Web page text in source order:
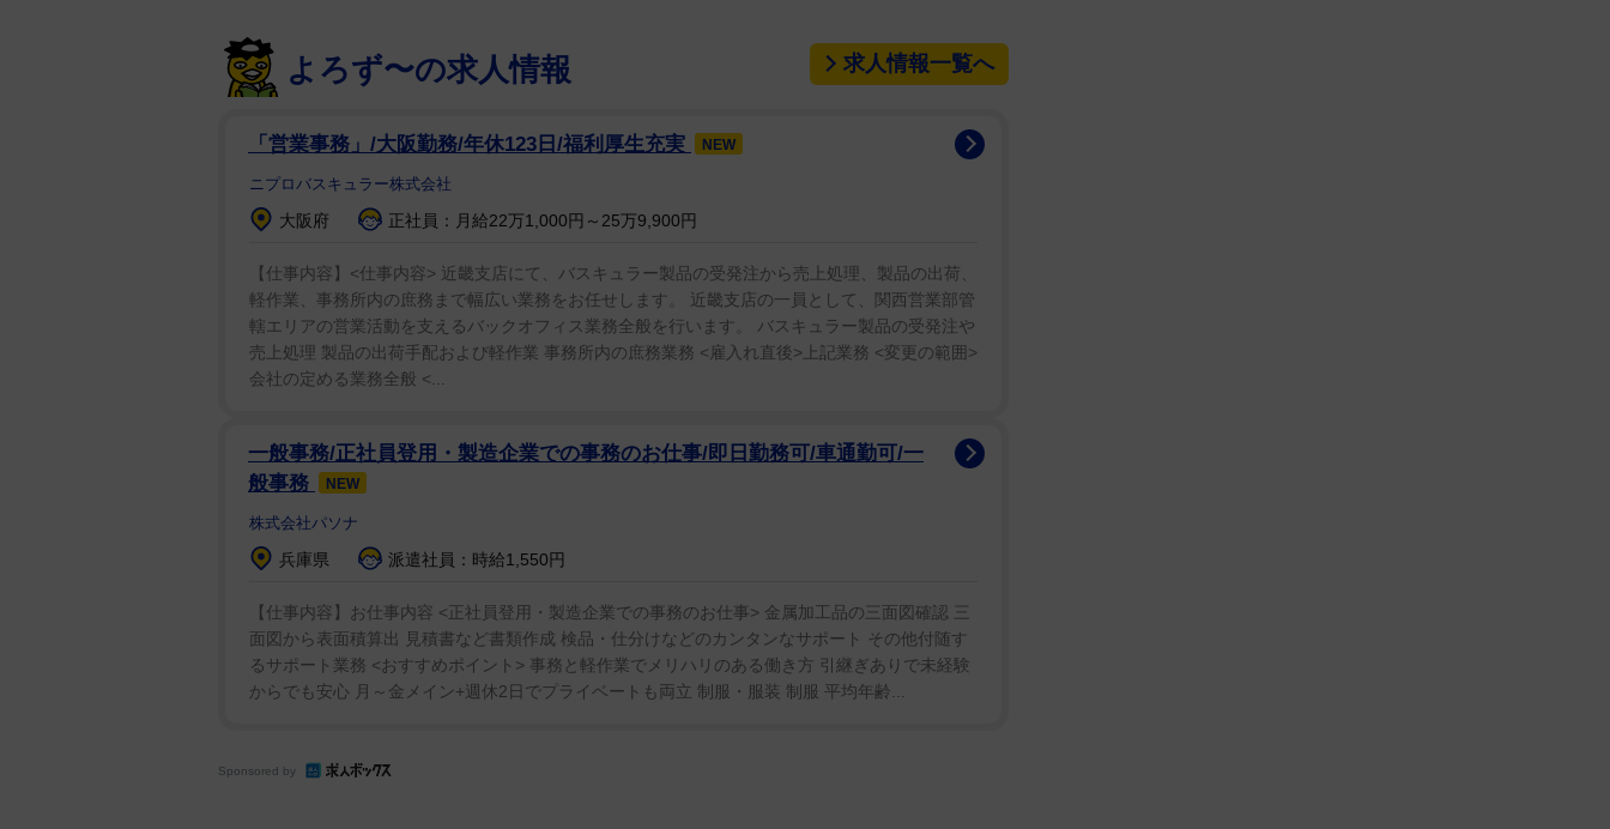
よろず〜の求人情報 求人情報一覧へ
「営業事務」/大阪勤務/年休123日/福利厚生充実 NEW
ニプロバスキュラー株式会社
大阪府 正社員：月給22万1,000円～25万9,900円
【仕事内容】<仕事内容> 近畿支店にて、バスキュラー製品の受発注から売上処理、製品の出荷、
軽作業、事務所内の庶務まで幅広い業務をお任せします。 近畿支店の一員として、関西営業部管
轄エリアの営業活動を支えるバックオフィス業務全般を行います。 バスキュラー製品の受発注や
売上処理 製品の出荷手配および軽作業 事務所内の庶務業務 <雇入れ直後>上記業務 <変更の範囲>
会社の定める業務全般 <...
一般事務/正社員登用・製造企業での事務のお仕事/即日勤務可/車通勤可/一
般事務
NEW
株式会社パソナ
兵庫県 派遣社員：時給1,550円
【仕事内容】お仕事内容 <正社員登用・製造企業での事務のお仕事> 金属加工品の三面図確認 三
面図から表面積算出 見積書など書類作成 検品・仕分けなどのカンタンなサポート その他付随す
るサポート業務 <おすすめポイント> 事務と軽作業でメリハリのある働き方 引継ぎありで未経験
からでも安心 月～金メイン+週休2日でプライベートも両立 制服・服装 制服 平均年齢...
Sponsored by